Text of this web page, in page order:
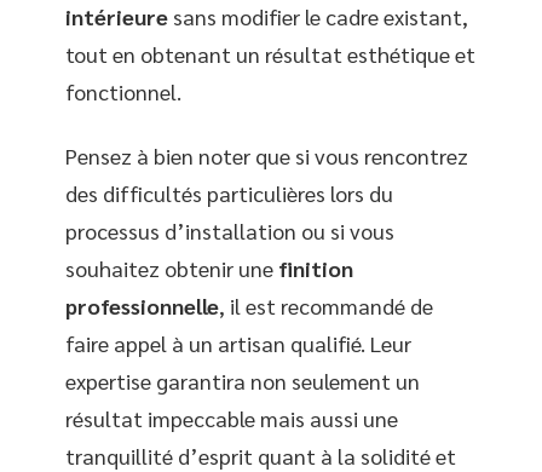
intérieure sans modifier le cadre existant,
tout en obtenant un résultat esthétique et
fonctionnel.
Pensez à bien noter que si vous rencontrez
des difficultés particulières lors du
processus d’installation ou si vous
souhaitez obtenir une finition
professionnelle, il est recommandé de
faire appel à un artisan qualifié. Leur
expertise garantira non seulement un
résultat impeccable mais aussi une
tranquillité d’esprit quant à la solidité et